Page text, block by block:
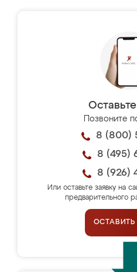
Позвоните
8 (800)
8 (495)
8 (926)
Или оставьте заявку на
предварительного
ОСТАВИТЬ